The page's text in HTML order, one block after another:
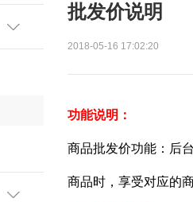
批发价说明
2018-05-16 17:02:20
功能说明：
商品批发价功能：后
商品时，享受对应的